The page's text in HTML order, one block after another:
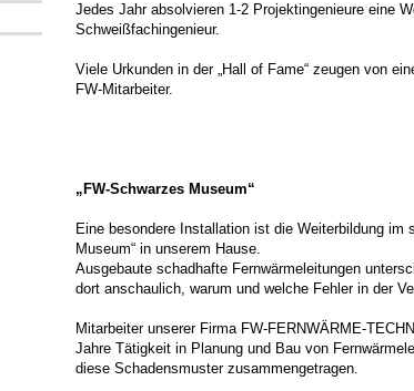
Jedes Jahr absolvieren 1-2 Projektingenieure eine
Schweißfachingenieur.
Viele Urkunden in der „Hall of Fame“ zeugen von
FW-Mitarbeiter.
„FW-Schwarzes Museum“
Eine besondere Installation ist die Weiterbildung im
Museum“ in unserem Hause.
Ausgebaute schadhafte Fernwärmeleitungen
dort anschaulich, warum und welche Fehler in der
Mitarbeiter unserer Firma FW-FERNWÄRME-
Jahre Tätigkeit in Planung und Bau von
diese Schadensmuster zusammengetragen.